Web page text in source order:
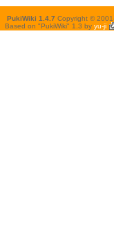
PukiWiki 1.4.7 Copyright ©
Based on "PukiWiki" 1.3 by yu-ji